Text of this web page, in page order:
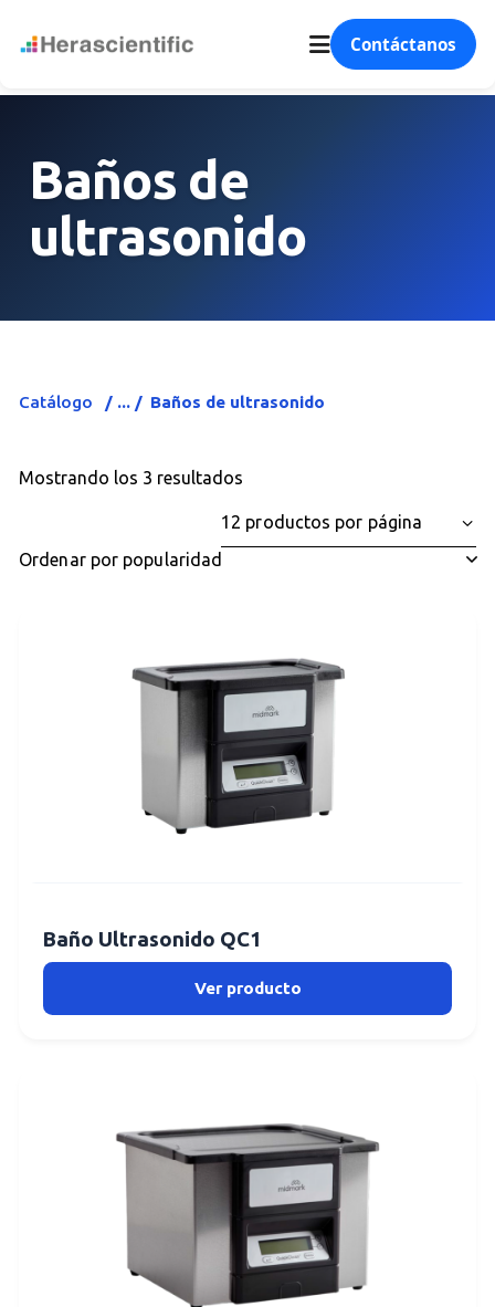
Contáctanos
Baños de
ultrasonido
Catálogo Baños de ultrasonido
Mostrando los 3 resultados
Baño Ultrasonido QC1
Ver producto